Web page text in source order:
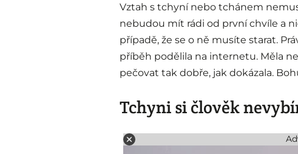
Vztah s tchyní nebo tchánem
nebudou mít rádi od první chvíle a
případě, že se o ně musíte starat.
příběh podělila na internetu. Měla
pečovat tak dobře, jak dokázala.
Tchyni si člověk